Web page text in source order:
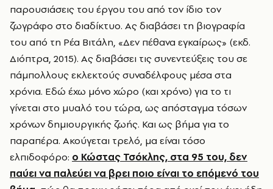
παρουσιάσεις του έργου του από τον ίδιο τον
ζωγράφο στο διαδίκτυο. Ας διαβάσει τη βιογραφία
του από τη Ρέα Βιτάλη, «Δεν πέθανα εγκαίρως» (εκδ.
Διόπτρα, 2015). Ας διαβάσει τις συνεντεύξεις του σε
πάμπολλους εκλεκτούς συναδέλφους μέσα στα
χρόνια. Εδώ έχω μόνο χώρο (και χρόνο) για το τι
γίνεται στο μυαλό του τώρα, ως απόσταγμα τόσων
χρόνων δημιουργικής ζωής. Και ως βήμα για το
παραπέρα. Ακούγεται τρελό, μα είναι τόσο
ελπιδοφόρο: ο Κώστας Τσόκλης, στα 95 του, δεν
παύει να παλεύει να βρει ποιο είναι το επόμενό του